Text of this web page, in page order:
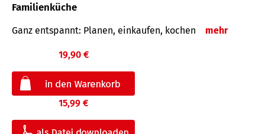
Familienküche
Ganz entspannt: Planen, einkaufen, kochen mehr
19,90 €
15,99 €